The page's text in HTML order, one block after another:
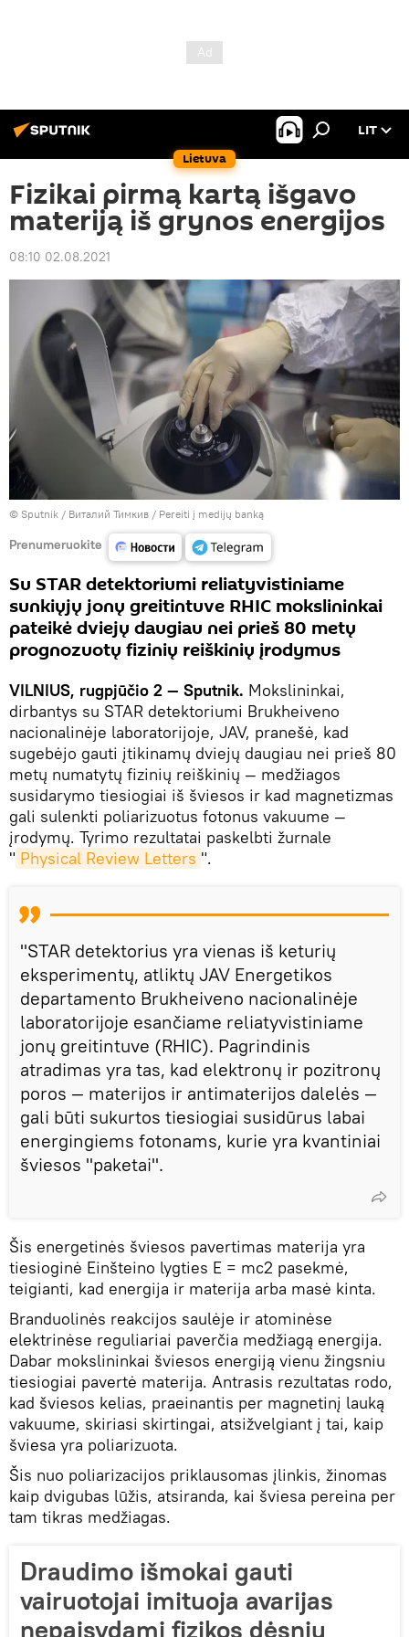
Lietuva
LIT
Fizikai pirmą kartą išgavo
materiją iš grynos energijos
08:10 02.08.2021
© Sputnik / Виталий Тимкив / Pereiti į medijų banką
Prenumeruokite
Su STAR detektoriumi reliatyvistiniame
sunkiųjų jonų greitintuve RHIC mokslininkai
pateikė dviejų daugiau nei prieš 80 metų
prognozuotų fizinių reiškinių įrodymus
VILNIUS, rugpjūčio 2 — Sputnik. Mokslininkai,
dirbantys su STAR detektoriumi Brukheiveno
nacionalinėje laboratorijoje, JAV, pranešė, kad
sugebėjo gauti įtikinamų dviejų daugiau nei prieš 80
metų numatytų fizinių reiškinių — medžiagos
susidarymo tiesiogiai iš šviesos ir kad magnetizmas
gali sulenkti poliarizuotus fotonus vakuume —
įrodymų. Tyrimo rezultatai paskelbti žurnale
" Physical Review Letters ".
"STAR detektorius yra vienas iš keturių
eksperimentų, atliktų JAV Energetikos
departamento Brukheiveno nacionalinėje
laboratorijoje esančiame reliatyvistiniame
jonų greitintuve (RHIC). Pagrindinis
atradimas yra tas, kad elektronų ir pozitronų
poros — materijos ir antimaterijos dalelės —
gali būti sukurtos tiesiogiai susidūrus labai
energingiems fotonams, kurie yra kvantiniai
šviesos "paketai".
Šis energetinės šviesos pavertimas materija yra
tiesioginė Einšteino lygties E = mc2 pasekmė,
teigianti, kad energija ir materija arba masė kinta.
Branduolinės reakcijos saulėje ir atominėse
elektrinėse reguliariai paverčia medžiagą energija.
Dabar mokslininkai šviesos energiją vienu žingsniu
tiesiogiai pavertė materija. Antrasis rezultatas rodo,
kad šviesos kelias, praeinantis per magnetinį lauką
vakuume, skiriasi skirtingai, atsižvelgiant į tai, kaip
šviesa yra poliarizuota.
Šis nuo poliarizacijos priklausomas įlinkis, žinomas
kaip dvigubas lūžis, atsiranda, kai šviesa pereina per
tam tikras medžiagas.
Draudimo išmokai gauti
vairuotojai imituoja avarijas
nepaisydami fizikos dėsnių